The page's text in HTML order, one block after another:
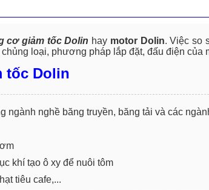
cơ giảm tốc Dolin hay motor Dolin. Việc so
loại, phương pháp lắp đặt, đấu điện của
tốc Dolin
ngành nghề băng truyền, băng tải và các
khí tạo ô xy để nuôi tôm
tiêu cafe,...